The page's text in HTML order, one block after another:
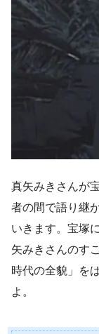
真矢みきさんが
者の間で語り継
いきます。宝塚
矢みきさんのす
時代の全貌」を
よ。